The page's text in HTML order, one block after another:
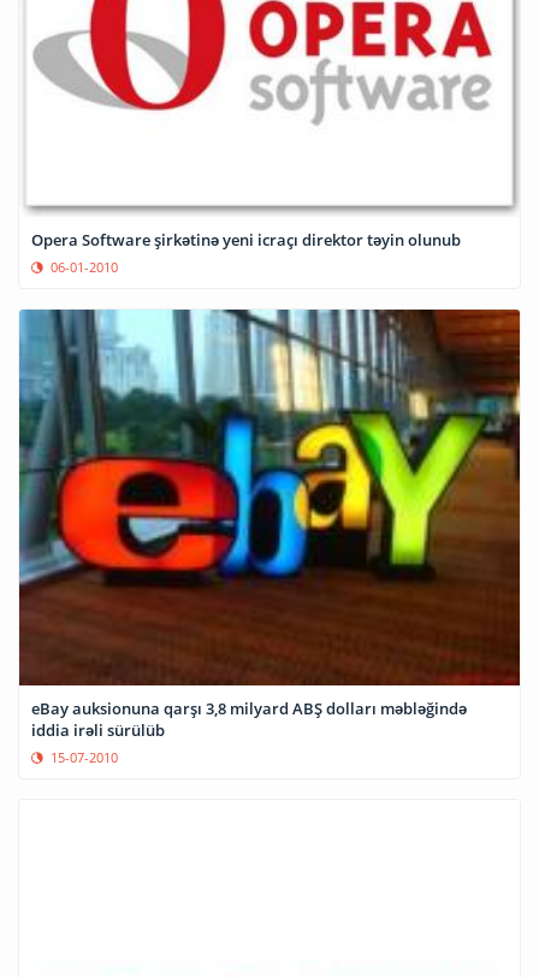
Opera Software şirkətinə yeni icraçı direktor təyin olunub
06-01-2010
eBay auksionuna qarşı 3,8 milyard ABŞ dolları məbləğində
iddia irəli sürülüb
15-07-2010